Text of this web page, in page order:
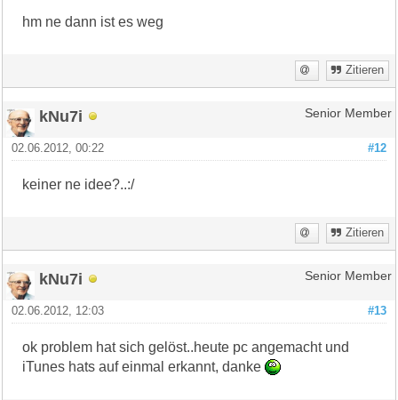
hm ne dann ist es weg
Zitieren
kNu7i Senior Member
#12
02.06.2012, 00:22
keiner ne idee?..:/
Zitieren
kNu7i Senior Member
#13
02.06.2012, 12:03
ok problem hat sich gelöst..heute pc angemacht und
iTunes hats auf einmal erkannt, danke